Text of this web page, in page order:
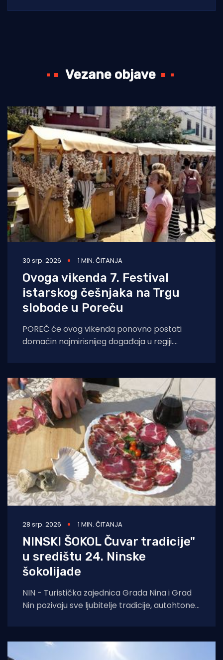
Vezane objave
30 srp. 2026 1 MIN. ČITANJA
Ovoga vikenda 7. Festival
istarskog češnjaka na Trgu
slobode u Poreču
POREČ će ovog vikenda ponovno postati
domaćin najmirisnijeg događaja u regiji.
28 srp. 2026 1 MIN. ČITANJA
NINSKI ŠOKOL Čuvar tradicije"
u središtu 24. Ninske
šokolijade
NIN - Turistička zajednica Grada Nina i Grad
Nin pozivaju sve ljubitelje tradicije, autohtone